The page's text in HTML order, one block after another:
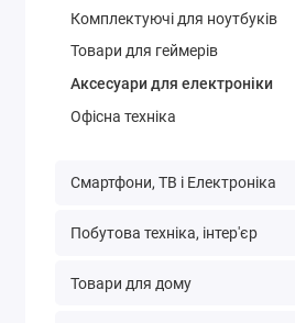
Комплектуючі для ноутбуків
Товари для геймерів
Аксесуари для електроніки
Офісна техніка
Смартфони, ТВ і Електроніка
Побутова техніка, інтер'єр
Товари для дому